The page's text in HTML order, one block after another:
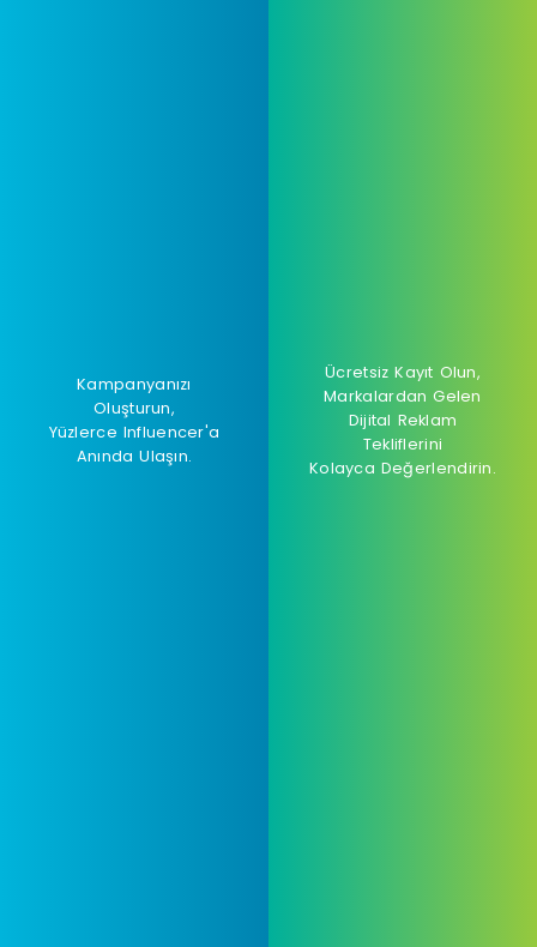
Kampanyanızı
Oluşturun,
Yüzlerce Influencer'a
Anında Ulaşın.
Ücretsiz Kayıt Olun,
Markalardan Gelen
Dijital Reklam
Tekliflerini
Kolayca Değerlendirin.